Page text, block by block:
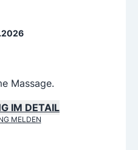
Massage.
IM DETAIL
MELDEN